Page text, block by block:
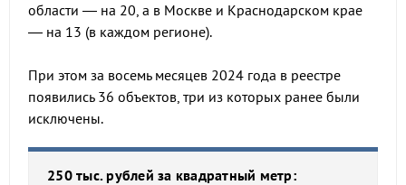
области — на 20, а в Москве и Краснодарском крае
— на 13 (в каждом регионе).
При этом за восемь месяцев 2024 года в реестре
появились 36 объектов, три из которых ранее были
исключены.
250 тыс. рублей за квадратный метр: